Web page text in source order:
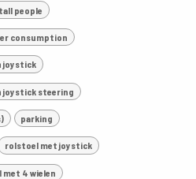
people
consumption
joystick
steering
parking
rolstoel met joystick
4 wielen